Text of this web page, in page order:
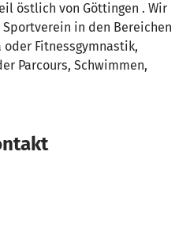
östlich von Göttingen . Wir
in den Bereichen
oder Fitnessgymnastik,
Parcours, Schwimmen,